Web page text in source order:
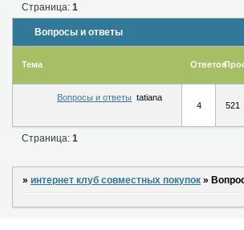
Вопросы и ответы
Страница:1
Тема Ответов
Вопросы и ответы tatiana
4
521
Страница:1
»интернет клуб совместных покупок »